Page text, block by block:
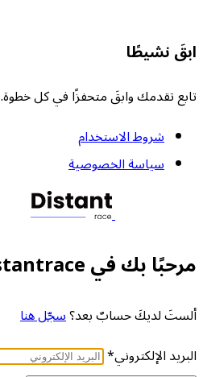
ابقَ نشيطًا
تابع تقدمك وابقَ متحفزًا في كل خطوة.
شروط الاستخدام
سياسة الخصوصية
مرحبًا بك في Distantrace
ألستَ لديكَ حسابٌ بعد؟سجّل هنا
البريد الإلكتروني*